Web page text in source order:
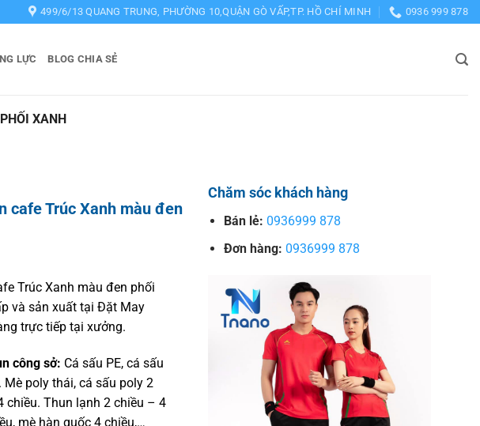
499/6/13 QUANG TRUNG, PHƯỜNG 10,QUẬN GÒ VẤP,TP. HỒ CHÍ MINH 0936 999 878
LỰC BLOG CHIA SẺ
XANH
cafe Trúc Xanh màu đen
Trúc Xanh màu đen phối
và sản xuất tại Đặt May
trực tiếp tại xưởng.
công sở: Cá sấu PE, cá sấu
poly thái, cá sấu poly 2
chiều. Thun lạnh 2 chiều – 4
mè hàn quốc 4 chiều,…
Chăm sóc khách hàng
Bán lẻ: 0936999 878
Đơn hàng: 0936999 878